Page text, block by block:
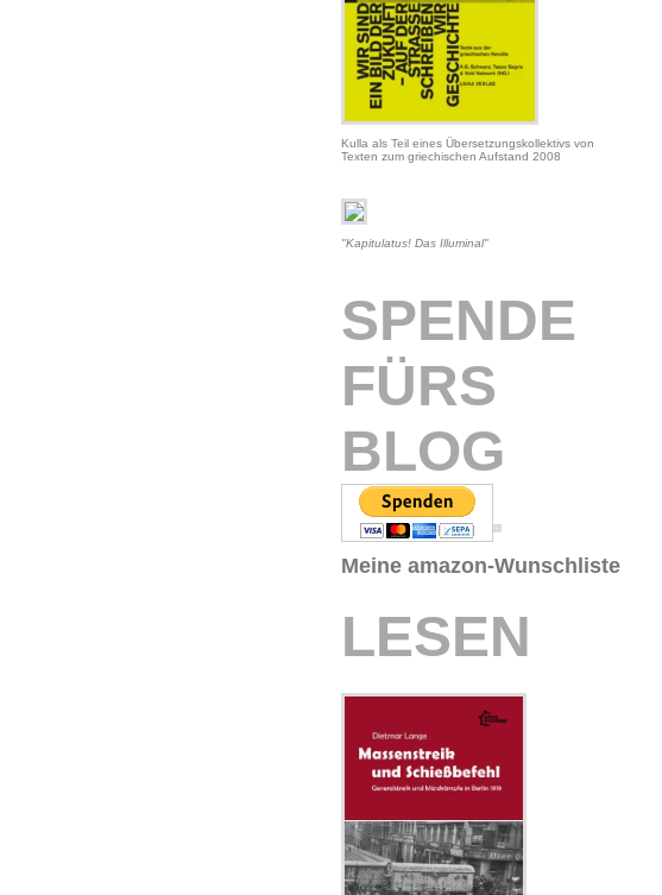
Kulla als Teil eines Übersetzungskollektivs von
Texten zum griechischen Aufstand 2008
"Kapitulatus! Das Illuminal"
SPENDE
FÜRS
BLOG
Meine amazon-Wunschliste
LESEN